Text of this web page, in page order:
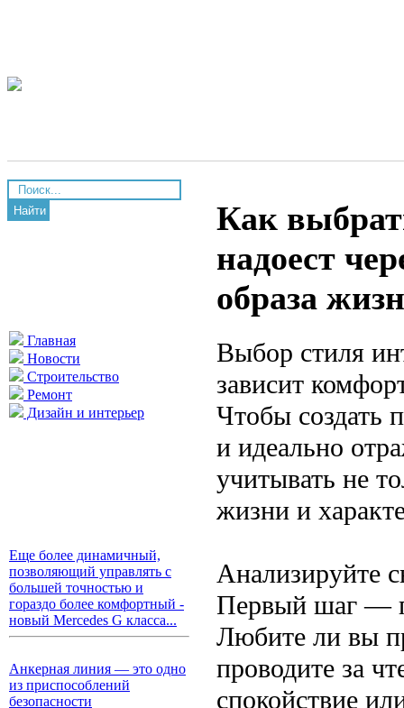
Найти
Главная
Новости
Строительство
Ремонт
Дизайн и интерьер
Еще более динамичный,
позволяющий управлять с
большей точностью и
гораздо более комфортный -
новый Mercedes G класса...
Анкерная линия — это одно
из приспособлений
безопасности
Как
надоест
образа
Выбор стиля
зависит
Чтобы создать
и идеально
учитывать не
жизни и
Анализируйте
Первый шаг —
Любите ли вы
проводите за
спокойствие